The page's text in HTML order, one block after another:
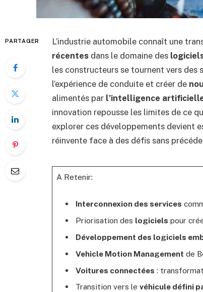
PARTAGER L’industrie automobile connaît une
récentes dans le domaine des
les constructeurs se tournent vers des
l’expérience de conduite et créer de
alimentés par l’intelligence
innovation repousse les limites de ce
explorer ces développements devient
réinvente face à des défis sans
A Retenir:
Interconnexion des services
Priorisation des logiciels pour
Développement des logiciels
Vehicle Motion Management de
Voitures connectées :
Transition vers le véhicule défini